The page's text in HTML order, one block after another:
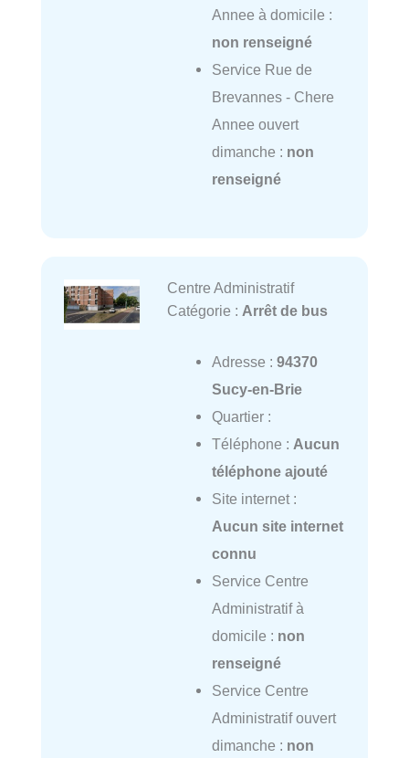
Annee à domicile :
non renseigné
Service Rue de
Brevannes - Chere
Annee ouvert
dimanche : non
renseigné
Centre Administratif
Catégorie : Arrêt de bus
Adresse : 94370
Sucy-en-Brie
Quartier :
Téléphone : Aucun
téléphone ajouté
Site internet :
Aucun site internet
connu
Service Centre
Administratif à
domicile : non
renseigné
Service Centre
Administratif ouvert
dimanche : non